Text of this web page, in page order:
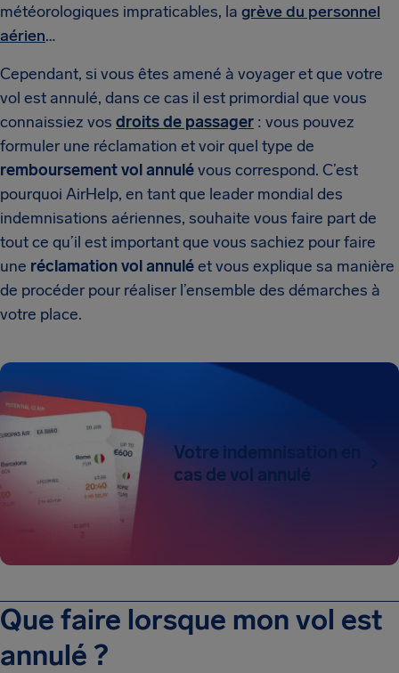
météorologiques impraticables, la grève du personnel
aérien…
Cependant, si vous êtes amené à voyager et que votre
vol est annulé, dans ce cas il est primordial que vous
connaissiez vos droits de passager : vous pouvez
formuler une réclamation et voir quel type de
remboursement vol annulévous correspond. C’est
pourquoi AirHelp, en tant que leader mondial des
indemnisations aériennes, souhaite vous faire part de
tout ce qu’il est important que vous sachiez pour faire
une réclamation vol annuléet vous explique sa manière
de procéder pour réaliser l’ensemble des démarches à
votre place.
Votre indemnisation en
cas de vol annulé
Que faire lorsque mon vol est
annulé ?